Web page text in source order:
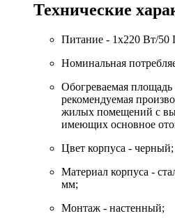
Технические
Питание - 1x220 Вт/50
Номинальная
Обогреваемая площадь
рекомендуемая
жилых помещений с
имеющих основное
Цвет корпуса - черный;
Материал корпуса -
мм;
Монтаж - настенный;